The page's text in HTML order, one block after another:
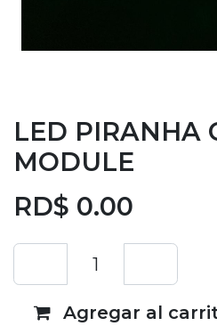
LED PIRANHA
MODULE
RD$ 0.00
Agregar al